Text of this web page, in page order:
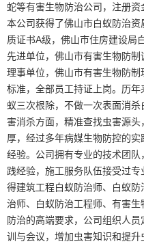
蛇等有害生物防治公司，注册资
本公司获得了佛山市白蚁防治
质证书A级，佛山市住房建设局
先进单位，佛山市有害生物防
理事单位，佛山市有害生物防
标准，全部员工持证上岗。历
蚁三次根除，不做一次表面消
害消杀方面，精准查找虫害源
厚，经过多年病媒生物防控的
经验。公司拥有专业的技术团
践经验，施工服务队伍接受过
得建筑工程白蚁防治师、白蚁
治师、白蚁防治工程师、有害
防治的高端要求，公司组织人
训与会议，增加虫害知识和提升